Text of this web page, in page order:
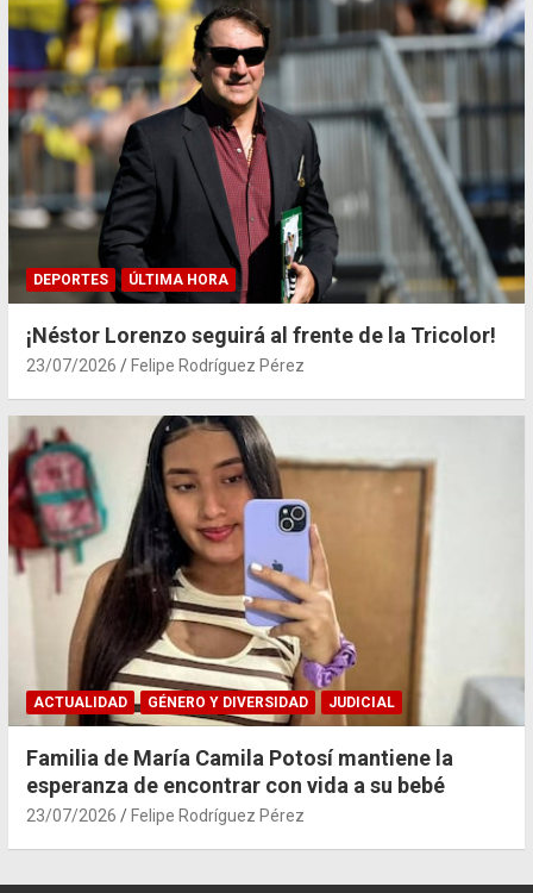
DEPORTES ÚLTIMA HORA
¡Néstor Lorenzo seguirá al frente de la Tricolor!
23/07/2026 Felipe Rodríguez Pérez
ACTUALIDAD GÉNERO Y DIVERSIDAD JUDICIAL
Familia de María Camila Potosí mantiene la
esperanza de encontrar con vida a su bebé
23/07/2026 Felipe Rodríguez Pérez